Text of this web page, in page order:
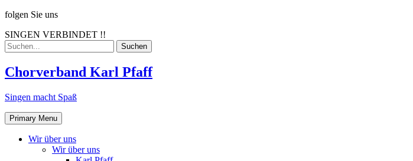
Skip
content
folgen Sie uns
SINGEN VERBINDET !!
Search
for:
Chorverband Karl Pfaff
Singen macht Spaß
Primary Menu
Wir über uns
Wir über uns